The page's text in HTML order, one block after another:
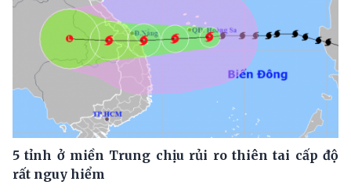
5 tỉnh ở miền Trung chịu rủi ro thiên tai cấp độ
rất nguy hiểm